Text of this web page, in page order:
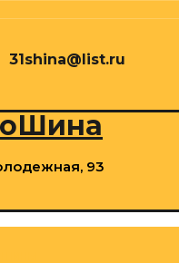
31shina@list.ru
93